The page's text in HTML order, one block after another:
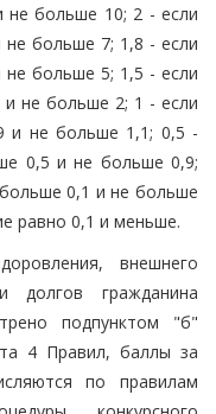
не больше 10; 2 - если
больше 7; 1,8 - если
больше 5; 1,5 - если
не больше 2; 1 - если
и не больше 1,1; 0,5 -
0,5 и не больше 0,9;
0,1 и не больше
равно 0,1 и меньше.
внешнего
долгов гражданина
подпунктом "б"
4 Правил, баллы за
по правилам